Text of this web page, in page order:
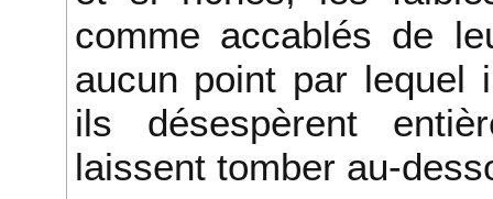
comme accablés de
aucun point par lequel
ils désespèrent
laissent tomber au-